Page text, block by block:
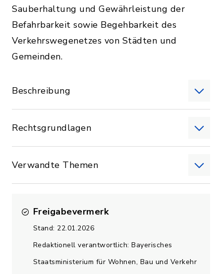
Sauberhaltung und Gewährleistung der
Befahrbarkeit sowie Begehbarkeit des
Verkehrswegenetzes von Städten und
Gemeinden.
Beschreibung
Rechtsgrundlagen
Verwandte Themen
Freigabevermerk
Stand: 22.01.2026
Redaktionell verantwortlich: Bayerisches
Staatsministerium für Wohnen, Bau und Verkehr